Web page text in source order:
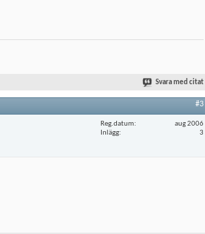
Svara med citat
#3
Reg.datum
aug 2006
Inlägg
3